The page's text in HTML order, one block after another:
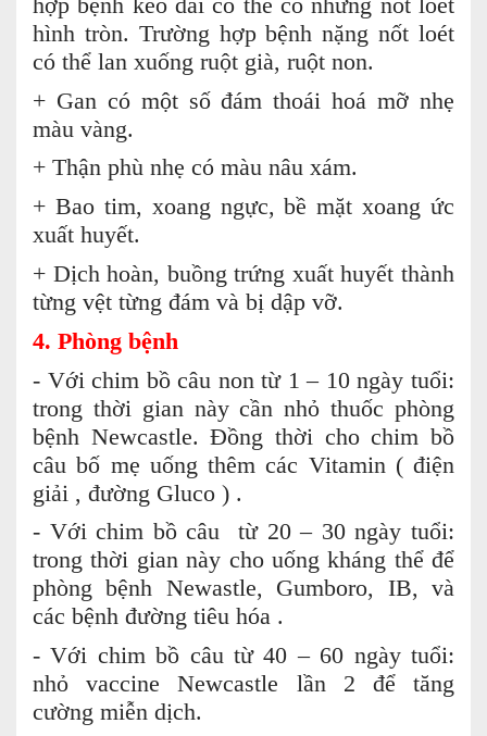
hình tròn. Trường hợp bệnh nặng nốt loét
có thể lan xuống ruột già, ruột non.
+ Gan có một số đám thoái hoá mỡ nhẹ
màu vàng.
+ Thận phù nhẹ có màu nâu xám.
+ Bao tim, xoang ngực, bề mặt xoang ức
xuất huyết.
+ Dịch hoàn, buồng trứng xuất huyết thành
từng vệt từng đám và bị dập vỡ.
4. Phòng bệnh
- Với chim bồ câu non từ 1 – 10 ngày tuổi:
trong thời gian này cần nhỏ thuốc phòng
bệnh Newcastle. Đồng thời cho chim bồ
câu bố mẹ uống thêm các Vitamin ( điện
giải , đường Gluco ) .
- Với chim bồ câu từ 20 – 30 ngày tuổi:
trong thời gian này cho uống kháng thể để
phòng bệnh Newastle, Gumboro, IB, và
các bệnh đường tiêu hóa .
- Với chim bồ câu từ 40 – 60 ngày tuổi:
nhỏ vaccine Newcastle lần 2 để tăng
cường miễn dịch.